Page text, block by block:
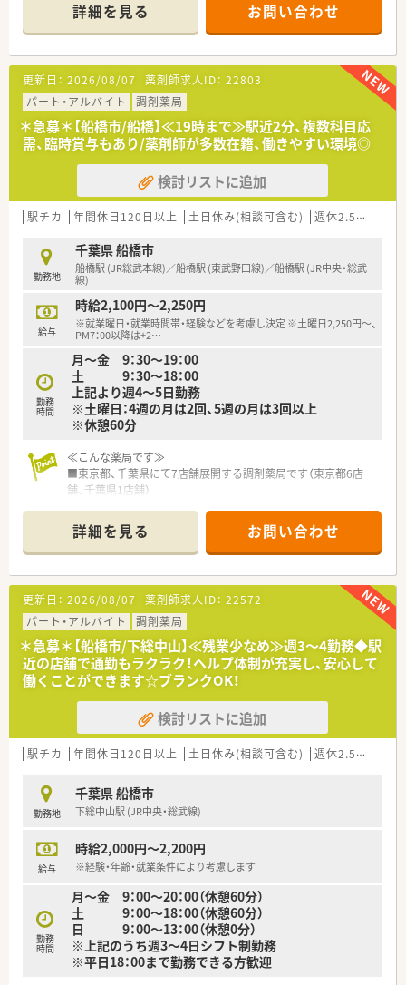
≪働く環境≫
■皮膚科・内科・小児科・泌尿器科メイン。3割程は面処方です。
■薬剤師は常時3～6名体制 ※曜日により異なる
■新京成線・薬園台駅から徒歩すぐ！雨の日も濡れずに通勤でき
ます◎
■キレイなビルに入っており、漢方薬やOTC薬も取り扱っていま
す。
■待合室・調剤室とも整理整頓されており、綺麗な環境です。
詳細を見る お問い合わせ
更新日： 2026/08/07 薬剤師求人ID： 22803
パート・アルバイト
調剤薬局
＊急募＊【船橋市/船橋】≪19時まで≫駅近2分、複数科目応
需、臨時賞与もあり/薬剤師が多数在籍、働きやすい環境◎
検討リストに追加
駅チカ 年間休日120日以上 土日休み(相談可含む) 週休2.5日以上
勤務地
千葉県 船橋市
船橋駅 (JR総武本線)／船橋駅 (東武野田線)／船橋駅 (JR中央・総武
線)
給与
時給2,100円～2,250円
※就業曜日・就業時間帯・経験などを考慮し決定 ※土曜日2,250円～、
PM7：00以降は+2…
勤務
時間
月～金 9：30〜19：00
土 9：30～18：00
上記より週4～5日勤務
※土曜日：4週の月は2回、5週の月は3回以上
※休憩60分
≪こんな薬局です≫
■東京都、千葉県にて7店舗展開する調剤薬局です（東京都6店
舗、千葉県1店舗）
線と複数路線でご通勤可能です。
ショッピングセンター内に店舗がございます。待ち時間にお買
い物に行かれる患者様も多く、お仕事帰りのお買い物にも便利で
す♪
■薬剤師10名以上在籍、内科、耳鼻咽喉科、形成外科、歯科をメイ
ンに、幅広く応需しております。
≪職場環境≫
■1人当たりの処方枚数20～30枚の人員配置をしており、きちん
と服薬指導ができる環境が整っております。
■月の残業時間は全社平均0～10時間程度
■全店舗に、薬剤鑑査システム(鑑査レンジ)導入。調剤した薬剤
を装置内に入れ、レセコンに処方入力したものとの一致が画像で
判断されます。調剤ミスが非常に起こりにくいです。
■在庫医薬品数は1,800品目ほど。新薬が多いため、日々勉強に
≪ワークライフバランスの取り組み≫
■≪年間休日124日≫有給休暇を取得しやすい環境、9連休まで
■≪利益を社員に還元≫プラスで決算賞与があります。
■全国約110ヵ所の会員制リゾートホテル、フィットネスクラ
≪充実した研修制度≫
■メーカーによる勉強会のほか、薬剤師全員に専門書を配り、社
内研修をしております。
■e―ラーニング、社外研修会への参加を奨励しています(研修
詳細を見る お問い合わせ
更新日： 2026/08/07 薬剤師求人ID： 22572
パート・アルバイト
調剤薬局
＊急募＊【船橋市/下総中山】≪残業少なめ≫週3～4勤務◆駅
近の店舗で通勤もラクラク！ヘルプ体制が充実し、安心して
働くことができます☆ブランクOK！
検討リストに追加
駅チカ 年間休日120日以上 土日休み(相談可含む) 週休2.5日以上
勤務地
千葉県 船橋市
下総中山駅 (JR中央・総武線)
給与
時給2,000円～2,200円
※経験・年齢・就業条件により考慮します
勤務
時間
月～金 9：00～20：00（休憩60分）
土 9：00～18：00（休憩60分）
日 9：00～13：00（休憩0分）
※上記のうち週3～4日シフト制勤務
※平日18：00まで勤務できる方歓迎